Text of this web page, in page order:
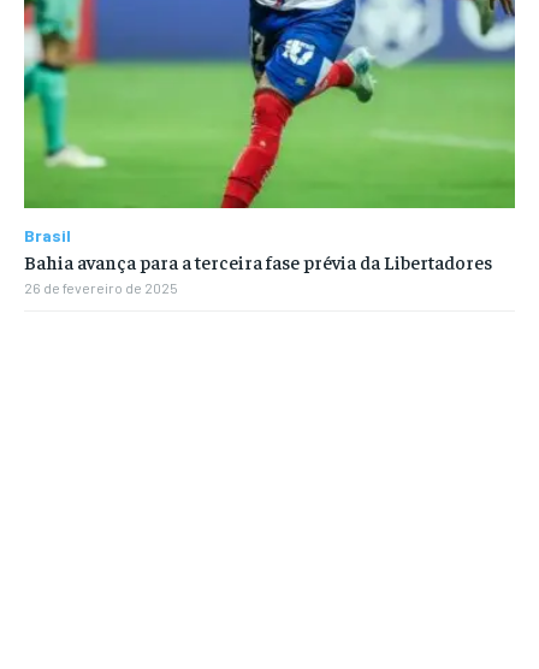
Brasil
Bahia avança para a terceira fase prévia da Libertadores
26 de fevereiro de 2025